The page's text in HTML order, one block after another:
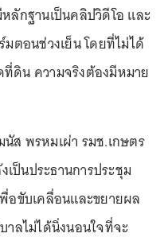
ลักฐานเป็นคลิปวิดีโอ และ
มตอนช่วงเย็น โดยที่ไม่ได้
ดิน ความจริงต้องมีหมาย
นัส พรหมเผ่า รมช.เกษตร
นประธานการประชุม
อขับเคลื่อนและขยายผล
าลไม่ได้นิ่งนอนใจที่จะ